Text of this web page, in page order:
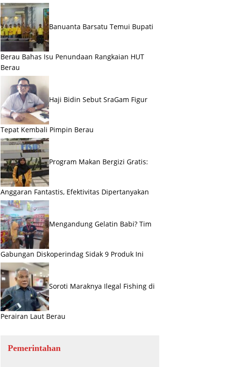
Banuanta Barsatu Temui Bupati
Berau Bahas Isu Penundaan Rangkaian HUT
Berau
Haji Bidin Sebut SraGam Figur
Tepat Kembali Pimpin Berau
Program Makan Bergizi Gratis:
Anggaran Fantastis, Efektivitas Dipertanyakan
Mengandung Gelatin Babi? Tim
Gabungan Diskoperindag Sidak 9 Produk Ini
Soroti Maraknya Ilegal Fishing di
Perairan Laut Berau
Pemerintahan